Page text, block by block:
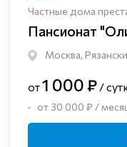
Частные дома
Пансионат
Москва,
от1 000 ₽ /
от 30 000 ₽ /